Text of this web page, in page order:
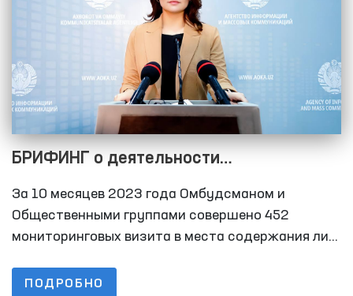
БРИФИНГ о деятельности
Уполномоченного по правам человека
(омбудсмана) Олий Мажлиса года по
выявлению и предотвращению случаев
За 10 месяцев 2023 года Омбудсманом и
Общественными группами совершено 452
мониторинговых визита в места содержания лиц
месяцев 2022 года этот показатель составил
ПОДРОБНО